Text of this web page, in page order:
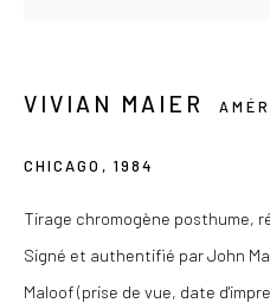
Du mercredi au samedi de 14h à
Ou sur rendez-vous
VIVIAN MAIER
CHICAGO , 1984
Tirage chromogène posthume,
Signé et authentifié par John
Maloof (prise de vue, date